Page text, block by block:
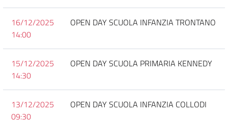
16/12/2025
14:00
OPEN DAY SCUOLA INFANZIA TRONTANO
15/12/2025
14:30
OPEN DAY SCUOLA PRIMARIA KENNEDY
13/12/2025
09:30
OPEN DAY SCUOLA INFANZIA COLLODI